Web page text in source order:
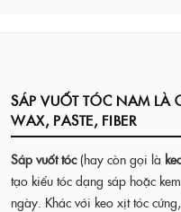
SÁP VUỐT TÓC NAM LÀ
WAX, PASTE, FIBER
Sáp vuốt tóc(hay còn gọi là
tạo kiểu tóc dạng sáp hoặc
ngày. Khác với keo xịt tóc